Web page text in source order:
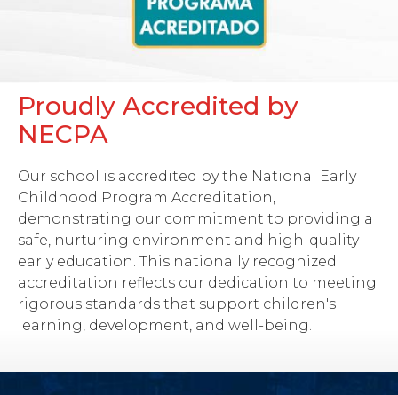
Proudly Accredited by
NECPA
Our school is accredited by the National Early
Childhood Program Accreditation,
demonstrating our commitment to providing a
safe, nurturing environment and high-quality
early education. This nationally recognized
accreditation reflects our dedication to meeting
rigorous standards that support children's
learning, development, and well-being.